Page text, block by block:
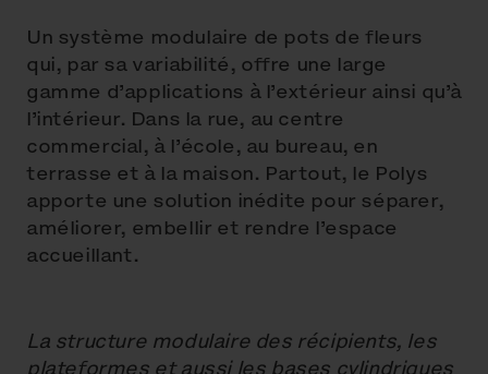
Un système modulaire de pots de fleurs
qui, par sa variabilité, offre une large
gamme d’applications à l’extérieur ainsi qu’à
l’intérieur. Dans la rue, au centre
commercial, à l’école, au bureau, en
terrasse et à la maison. Partout, le Polys
apporte une solution inédite pour séparer,
améliorer, embellir et rendre l’espace
accueillant.
La structure modulaire des récipients, les
plateformes et aussi les bases cylindriques